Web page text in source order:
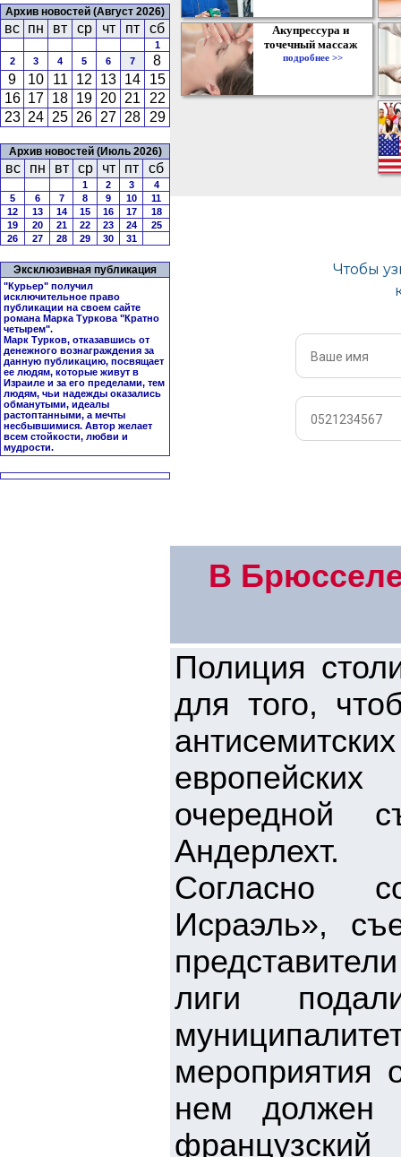
Архив новостей (Август 2026)
вс пн вт ср чт пт сб
1
2
3 4 5 6 7
8
9
10 11 12 13 14
15
16 17 18 19 20 21
22
23 24 25 26 27 28 29
Архив новостей (Июль 2026)
вс пн вт ср чт пт сб
1 2 3
4
5
6 7 8 9 10
11
12
13 14 15 16 17
18
19
20 21 22 23 24
25
26
27 28 29 30 31
Эксклюзивная публикация
"Курьер" получил
исключительное право
публикации на своем сайте
романа Марка Туркова "Кратно
четырем".
Марк Турков, отказавшись от
денежного вознаграждения за
данную публикацию, посвящает
ее людям, которые живут в
Израиле и за его пределами, тем
людям, чьи надежды оказались
обманутыми, идеалы
растоптанными, а мечты
несбывшимися. Автор желает
всем стойкости, любви и
мудрости.
Акупрессура и
точечный массаж
подробнее >>
В
Полиция
для того,
очередной
Андерлехт.
Согласно
Исраэль»,
лиги
мероприятия
нем должен